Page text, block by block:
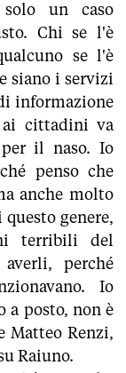
un caso
Chi se l'è
se l'è
siano i servizi
informazione
ai cittadini va
il naso. Io
penso che
anche molto
genere,
terribili del
perché
Io
a posto, non è
Matteo Renzi,
Raiuno.